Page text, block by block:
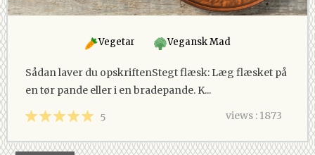
Vegetar Vegansk Mad
Sådan laver du opskriftenStegt flæsk: Læg flæsket på
en tør pande eller i en bradepande. K...
5 views : 1873